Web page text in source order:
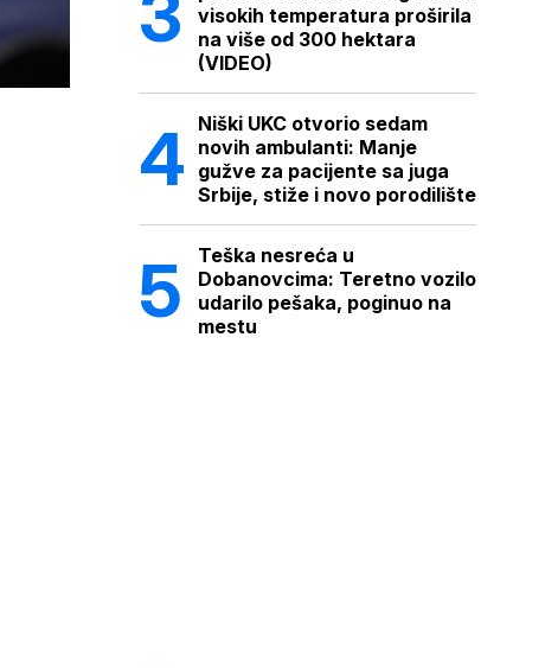
visokih temperatura proširila
na više od 300 hektara
(VIDEO)
Niški UKC otvorio sedam
novih ambulanti: Manje
gužve za pacijente sa juga
Srbije, stiže i novo porodilište
Teška nesreća u
Dobanovcima: Teretno vozilo
udarilo pešaka, poginuo na
mestu